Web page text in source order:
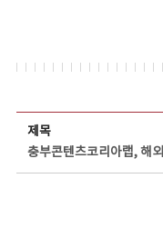
제목
충부콘텐츠코리아랩, 해